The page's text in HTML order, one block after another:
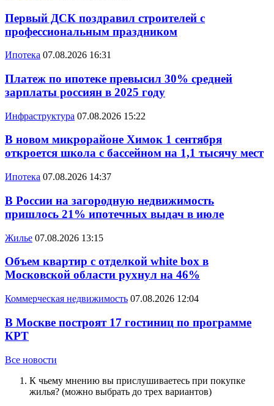
Первый ДСК поздравил строителей с
профессиональным праздником
Ипотека 07.08.2026 16:31
Платеж по ипотеке превысил 30% средней
зарплаты россиян в 2025 году
Инфраструктура 07.08.2026 15:22
В новом микрорайоне Химок 1 сентября
откроется школа с бассейном на 1,1 тысячу мест
Ипотека 07.08.2026 14:37
В России на загородную недвижимость
пришлось 21% ипотечных выдач в июле
Жилье 07.08.2026 13:15
Объем квартир с отделкой white box в
Московской области рухнул на 46%
Коммерческая недвижимость 07.08.2026 12:04
В Москве построят 17 гостиниц по программе
КРТ
Все новости
К чьему мнению вы прислушиваетесь при покупке
жилья? (можно выбрать до трех вариантов)